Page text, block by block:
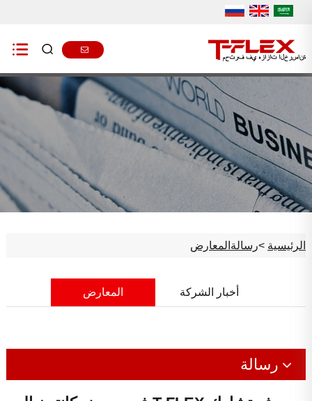
الرئيسية >رسالة المعارض
أخبار الشركة المعارض
رسالة
أخبار الشركة